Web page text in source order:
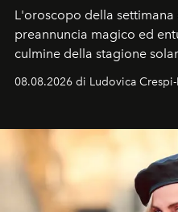
L'oroscopo della settimana
preannuncia magico ed
culmine della stagione
favorevole della Luna
ideale per la notte delle
08.08.2026 di Ludovica